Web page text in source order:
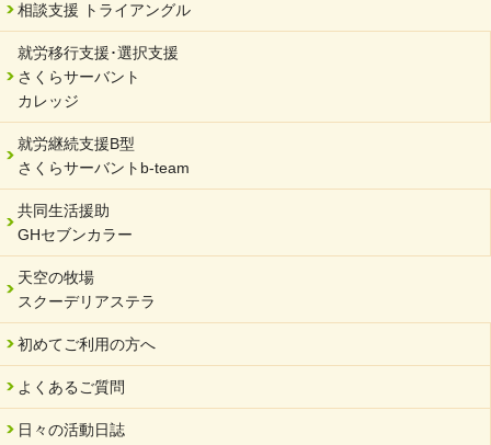
相談支援 トライアングル
就労移行支援･選択支援
さくらサーバント
カレッジ
就労継続支援B型
さくらサーバントb-team
共同生活援助
GHセブンカラー
天空の牧場
スクーデリアステラ
初めてご利用の方へ
よくあるご質問
日々の活動日誌